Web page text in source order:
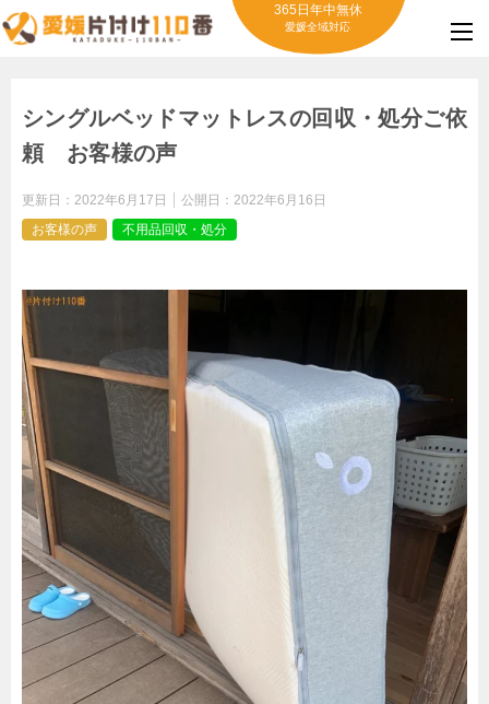
365日年中無休
愛媛全域対応
シングルベッドマットレスの回収・処分ご依
頼 お客様の声
更新日： 2022年6月17日 公開日： 2022年6月16日
お客様の声
不用品回収・処分